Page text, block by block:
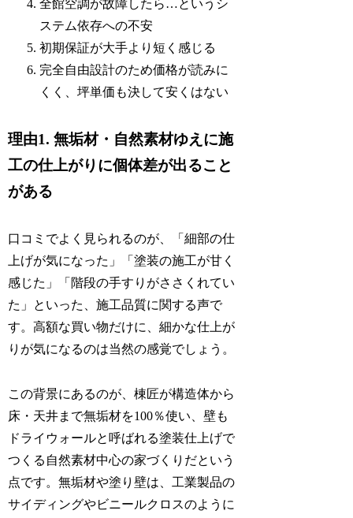
全館空調が故障したら…というシ
ステム依存への不安
初期保証が大手より短く感じる
完全自由設計のため価格が読みに
くく、坪単価も決して安くはない
理由1. 無垢材・自然素材ゆえに施
工の仕上がりに個体差が出ること
がある
口コミでよく見られるのが、「細部の仕
上げが気になった」「塗装の施工が甘く
感じた」「階段の手すりがささくれてい
た」といった、施工品質に関する声で
す。高額な買い物だけに、細かな仕上が
りが気になるのは当然の感覚でしょう。
この背景にあるのが、棟匠が構造体から
床・天井まで無垢材を100％使い、壁も
ドライウォールと呼ばれる塗装仕上げで
つくる自然素材中心の家づくりだという
点です。無垢材や塗り壁は、工業製品の
サイディングやビニールクロスのように